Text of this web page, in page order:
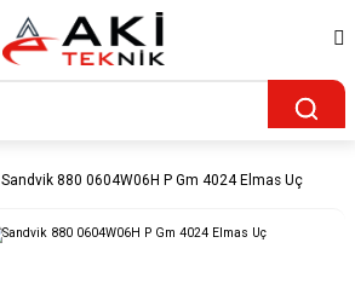
Sandvik 880 0604W06H P Gm 4024 Elmas Uç